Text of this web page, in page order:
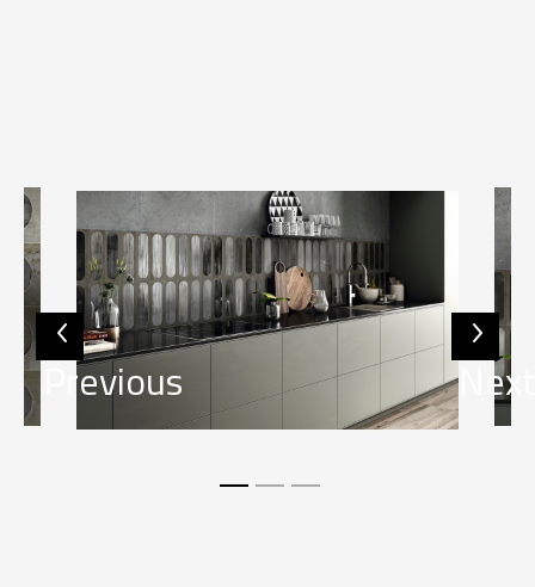
Previous Next